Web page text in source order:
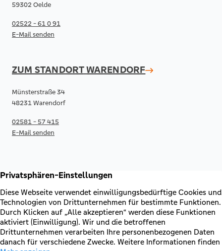
59302 Oelde
02522 - 61 0 91
E-Mail senden
ZUM STANDORTWARENDORF
Münsterstraße 34
48231 Warendorf
02581 - 57 415
E-Mail senden
RECHTLICHES & KONTAKT
Kontakt
AGB & Sonderbedingungen
Erklärung zur Barrierefreiheit
Impressum